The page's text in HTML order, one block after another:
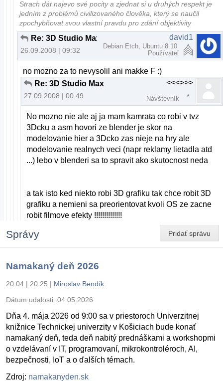
Strach dát najevo své pocity a zjednat si u druhých respekt je
jedním z problémů civilizovaného člověka, který se naučil
zpochybňovat svou vlastní pravdu pro zdání objektivity
Re: 3D Studio Max
26.09.2008 | 09:32
david1
Debian Etch, Ubuntu 8.10
Používateľ
no mozno za to nevysolil ani makke F :)
Re: 3D Studio Max
27.09.2008 | 00:49
<<<>>>
Návštevník
No mozno nie ale aj ja mam kamrata co robi v tvz
3Dcku a asm hovori ze blender je skor na
modelovanie hier a 3Dcko zas nieje na hry ale
modelovanie realnych veci (napr reklamy lietadla atd
...) lebo v blenderi sa to spravit ako skutocnost neda
a tak isto ked niekto robi 3D grafiku tak chce robit 3D
grafiku a nemieni sa preorientovat kvoli OS ze zacne
robit filmove efekty !!!!!!!!!!!!!!
Pridať správu
Správy
Namakaný deň 2026
20.04 | 20:25 | Miroslav Bendík
Dátum udalosti: 04.05.2026
Dňa 4. mája 2026 od 9:00 sa v priestoroch Univerzitnej
knižnice Technickej univerzity v Košiciach bude konať
namakaný deň, teda deň nabitý prednáškami a workshopmi
o vzdelávaní v IT, programovaní, mikrokontroléroch, AI,
bezpečnosti, IoT a o ďalších témach.
Zdroj: namakanyden.sk